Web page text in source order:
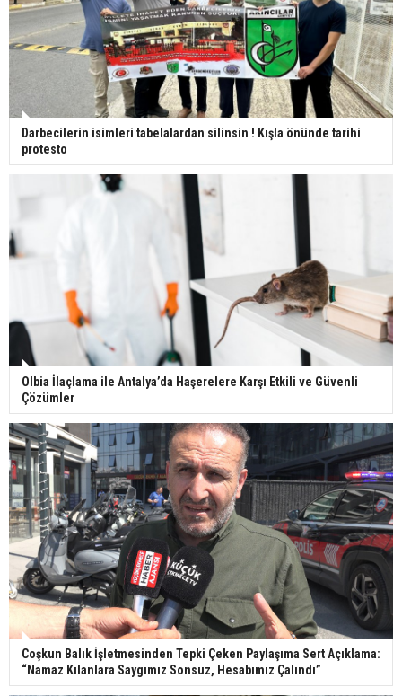
Darbecilerin isimleri tabelalardan silinsin ! Kışla önünde tarihi
protesto
Olbia İlaçlama ile Antalya’da Haşerelere Karşı Etkili ve Güvenli
Çözümler
Coşkun Balık İşletmesinden Tepki Çeken Paylaşıma Sert Açıklama:
“Namaz Kılanlara Saygımız Sonsuz, Hesabımız Çalındı”